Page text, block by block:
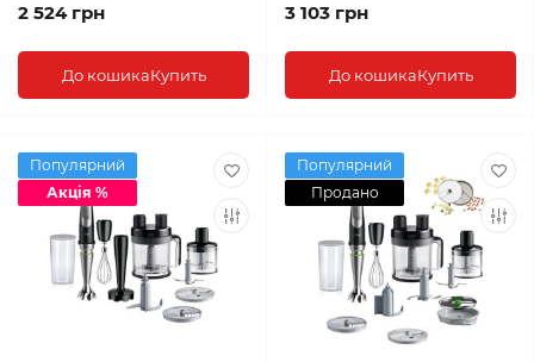
2 524 грн
До кошикаКупить
3 103 грн
До кошикаКупить
Популярний
Акція %
Популярний
Продано